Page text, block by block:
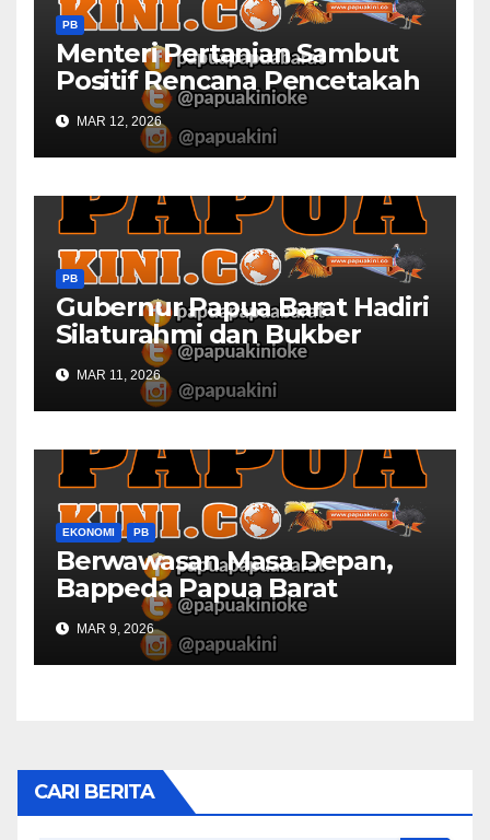
PB
Menteri Pertanian Sambut
Positif Rencana Pencetakah
Sawah dan Ladang di Papua
Barat
MAR 12, 2026
PB
Gubernur Papua Barat Hadiri
Silaturahmi dan Bukber
Bersama DPR RI dan
Mendagri di IPDN
MAR 11, 2026
EKONOMI PB
Berwawasan Masa Depan,
Bappeda Papua Barat
Konsultasi Publik RKPD 2027
MAR 9, 2026
CARI BERITA